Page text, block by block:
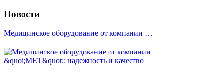
Новости
Медицинское оборудование от компании …